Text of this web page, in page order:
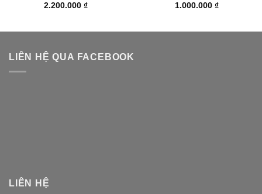
2.200.000 ₫
1.000.000 ₫
LIÊN HỆ QUA FACEBOOK
LIÊN HỆ